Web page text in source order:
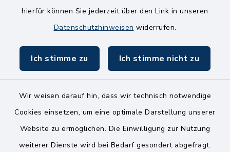
hierfür können Sie jederzeit über den Link in unseren
Datenschutzhinweisen widerrufen.
Ich stimme zu Ich stimme nicht zu
Wir weisen darauf hin, dass wir technisch notwendige
Cookies einsetzen, um eine optimale Darstellung unserer
Website zu ermöglichen. Die Einwilligung zur Nutzung
weiterer Dienste wird bei Bedarf gesondert abgefragt.
Freitag
8.00-11.00 Uhr
Kontakt